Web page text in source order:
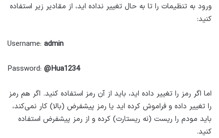
ورود به تنظیمات را تا به حال تغییر نداده اید، از مقادیر زیر استفاده
کنید:
Username: admin
Password: @Hua1234
اما اگر رمز را تغییر داده اید، باید از آن رمز استفاده کنید. اگر هم رمز
را تغییر داده و فراموش کرده اید یا رمز پیشفرض (بالا) کار نمی‌کند،
باید مودم را ریست (نه ریستارت) کرده و از رمز پیشفرض استفاده
کنید.